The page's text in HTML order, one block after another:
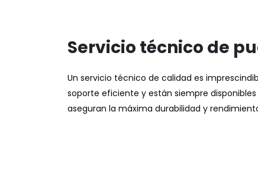
Servicio técnico de
Un servicio técnico de calidad es
soporte eficiente y están siempre
aseguran la máxima durabilidad y